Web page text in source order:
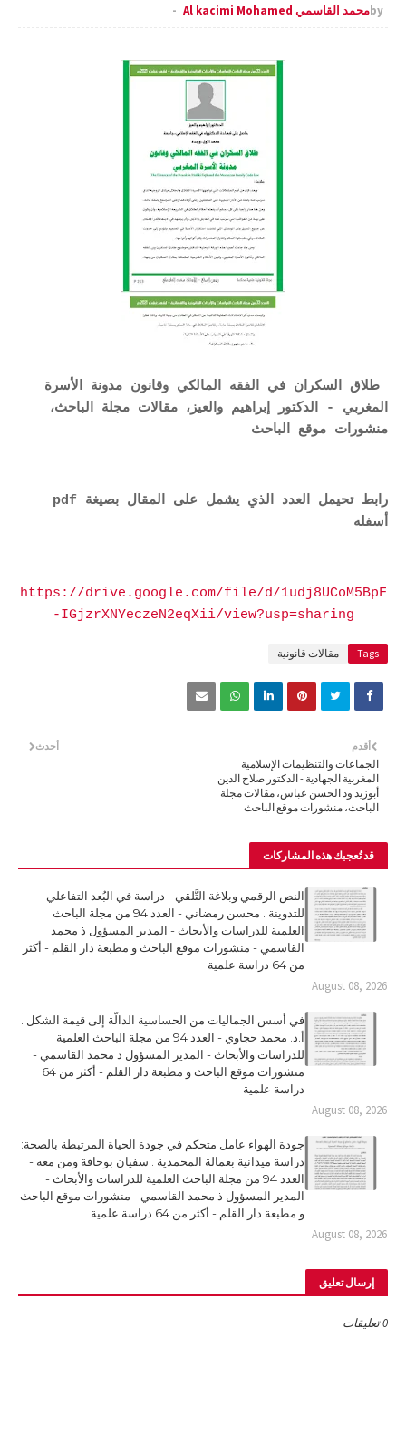
byمحمد القاسمي Al kacimi Mohamed
طلاق السكران في الفقه المالكي وقانون مدونة الأسرة
المغربي - الدكتور إبراهيم والعيز، مقالات مجلة الباحث،
منشورات موقع الباحث
رابط تحيمل العدد الذي يشمل على المقال بصيغة pdf
أسفله
https://drive.google.com/file/d/1udj8UCoM5BpF
-IGjzrXNYeczeN2eqXii/view?usp=sharing
Tags مقالات قانونية
أحدث أقدم
الجماعات والتنظيمات الإسلامية
المغربية الجهادية - الدكتور صلاح الدين
أبوزيد ود الحسن عباس، مقالات مجلة
الباحث، منشورات موقع الباحث
قد تُعجبك هذه المشاركات
النص الرقمي وبلاغة التَّلقي - دراسة في البُعد التفاعلي
للتدوينة . محسن رمضاني - العدد 94 من مجلة الباحث
العلمية للدراسات والأبحاث - المدير المسؤول ذ محمد
القاسمي - منشورات موقع الباحث و مطبعة دار القلم - أكثر
من 64 دراسة علمية
August 08, 2026
في أسس الجماليات من الحساسية الدالّة إلى قيمة الشكل .
أ.د. محمد حجاوي - العدد 94 من مجلة الباحث العلمية
للدراسات والأبحاث - المدير المسؤول ذ محمد القاسمي -
منشورات موقع الباحث و مطبعة دار القلم - أكثر من 64
دراسة علمية
August 08, 2026
جودة الهواء عامل متحكم في جودة الحياة المرتبطة بالصحة:
دراسة ميدانية بعمالة المحمدية . سفيان بوحافة ومن معه -
العدد 94 من مجلة الباحث العلمية للدراسات والأبحاث -
المدير المسؤول ذ محمد القاسمي - منشورات موقع الباحث
و مطبعة دار القلم - أكثر من 64 دراسة علمية
August 08, 2026
إرسال تعليق
0 تعليقات